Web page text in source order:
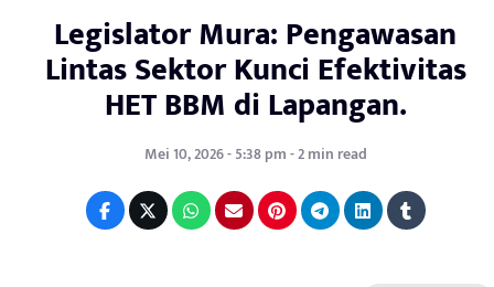
Legislator Mura: Pengawasan
Lintas Sektor Kunci Efektivitas
HET BBM di Lapangan.
Mei 10, 2026 - 5:38 pm - 2 min read